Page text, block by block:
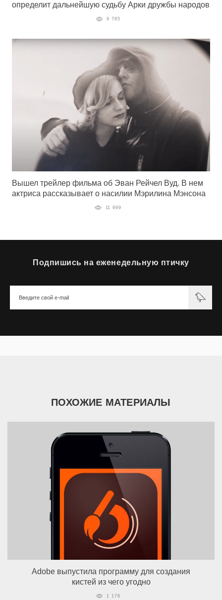
определит дальнейшую судьбу Арки дружбы народов
9 785
Вышел трейлер фильма об Эван Рейчел Вуд. В нем
актриса рассказывает о насилии Мэрилина Мэнсона
11 999
Подпишись на еженедельную птичку
ПОХОЖИЕ МАТЕРИАЛЫ
Adobe выпустила программу для создания
кистей из чего угодно
1 176